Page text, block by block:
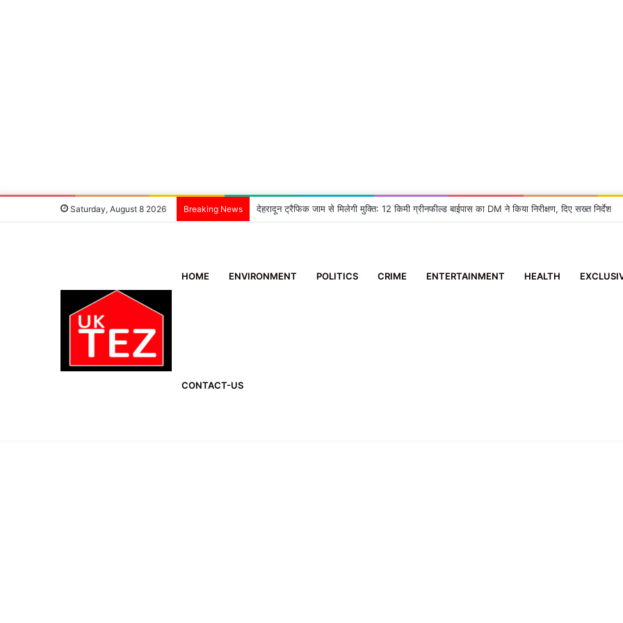
Saturday, August 8 2026 Breaking News देहरादून ट्रैफिक जाम से मिलेगी मुक्ति: 12 किमी ग्रीनफील्ड बाईपास का DM ने किया निरीक्षण, दिए सख्त निर्देश
HOME ENVIRONMENT POLITICS CRIME ENTERTAINMENT HEALTH
CONTACT-US